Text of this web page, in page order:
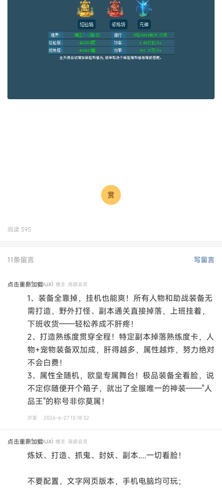
阅读 395
11条留言 写留言
点击重新加载
Mcyouxi 楼主 高级会员
1、装备全靠掉，挂机也能爽！所有人物和助战装备无
需打造，野外打怪、副本通关直接掉落，上班挂着，
下班收货——轻松养成不肝疼！
2、打造熟练度贯穿全程！特定副本掉落熟练度卡，人
物+宠物装备双加成，肝得越多，属性越炸，努力绝对
不会白费！
3、属性全随机，欧皇专属舞台！极品装备全看脸，说
不定你随便开个箱子，就出了全服唯一的神装——"人
品王"的称号非你莫属！
沙发 2026-6-27 13:18:32
点击重新加载
Mcyouxi 楼主 高级会员
炼妖、打造、抓鬼、封妖、副本....一切看脸！
不要配置，文字网页版本，手机电脑均可玩；